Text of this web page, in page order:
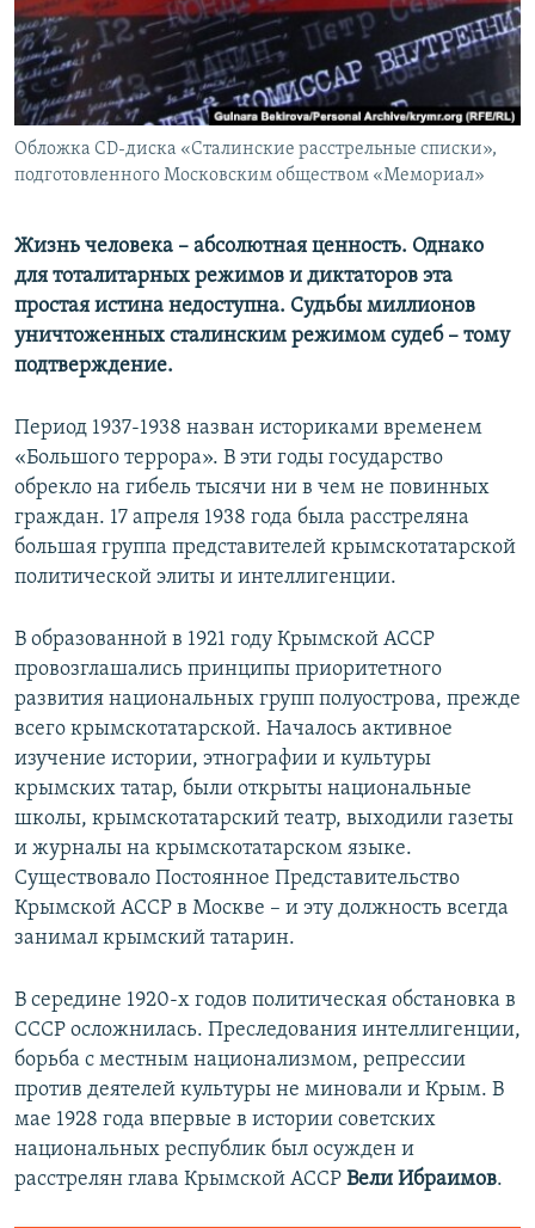
ПОБЕДИТЕЛЕЙ НЕ СУДЯТ?
КРЫМ.НЕПОКОРЕННЫЙ
ELIFBE
УКРАИНСКАЯ ПРОБЛЕМА КРЫМА
ПРИСОЕДИНЯЙТЕСЬ!
Все сайты RFE/RL
Обложка CD-диска «Сталинские расстрельные списки»,
подготовленного Московским обществом «Мемориал»
Жизнь человека – абсолютная ценность. Однако
для тоталитарных режимов и диктаторов эта
простая истина недоступна. Судьбы миллионов
уничтоженных сталинским режимом судеб – тому
подтверждение.
Период 1937-1938 назван историками временем
«Большого террора». В эти годы государство
обрекло на гибель тысячи ни в чем не повинных
граждан. 17 апреля 1938 года была расстреляна
большая группа представителей крымскотатарской
политической элиты и интеллигенции.
В образованной в 1921 году Крымской АССР
провозглашались принципы приоритетного
развития национальных групп полуострова, прежде
всего крымскотатарской. Началось активное
изучение истории, этнографии и культуры
крымских татар, были открыты национальные
школы, крымскотатарский театр, выходили газеты
и журналы на крымскотатарском языке.
Существовало Постоянное Представительство
Крымской АССР в Москве – и эту должность всегда
занимал крымский татарин.
В середине 1920-х годов политическая обстановка в
СССР осложнилась. Преследования интеллигенции,
борьба с местным национализмом, репрессии
против деятелей культуры не миновали и Крым. В
мае 1928 года впервые в истории советских
национальных республик был осужден и
расстрелян глава Крымской АССР Вели Ибраимов.